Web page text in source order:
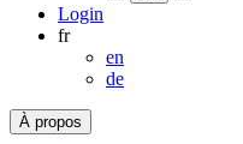
Login
fr
en
de
À propos